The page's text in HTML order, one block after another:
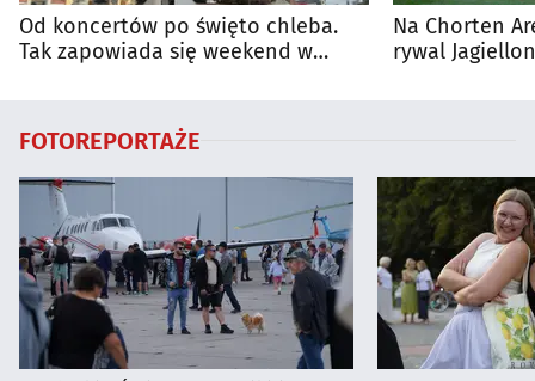
Od koncertów po święto chleba.
Tak zapowiada się weekend w
Na Chorten
rywal
FOTOREPORTAŻE